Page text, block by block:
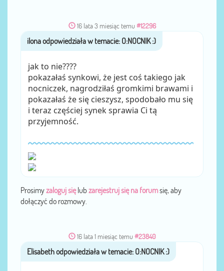
16 lata 3 miesiąc temu #12296
jak to nie????
pokazałaś synkowi, że jest coś takiego jak
nocniczek, nagrodziłaś gromkimi brawami i
pokazałaś że się cieszysz, spodobało mu się
i teraz częściej synek sprawia Ci tą
przyjemność.
Prosimyzaloguj sięlub zarejestruj się na forumsię, aby
dołączyć do rozmowy.
16 lata 1 miesiąc temu #23840
przezElisabeth